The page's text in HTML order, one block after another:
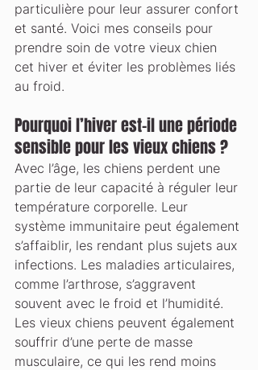
particulière pour leur assurer confort
et santé. Voici mes conseils pour
prendre soin de votre vieux chien
cet hiver et éviter les problèmes liés
au froid.
Pourquoi l’hiver est-il une période
sensible pour les vieux chiens ?
Avec l’âge, les chiens perdent une
partie de leur capacité à réguler leur
température corporelle. Leur
système immunitaire peut également
s’affaiblir, les rendant plus sujets aux
infections. Les maladies articulaires,
comme l’arthrose, s’aggravent
souvent avec le froid et l’humidité.
Les vieux chiens peuvent également
souffrir d’une perte de masse
musculaire, ce qui les rend moins